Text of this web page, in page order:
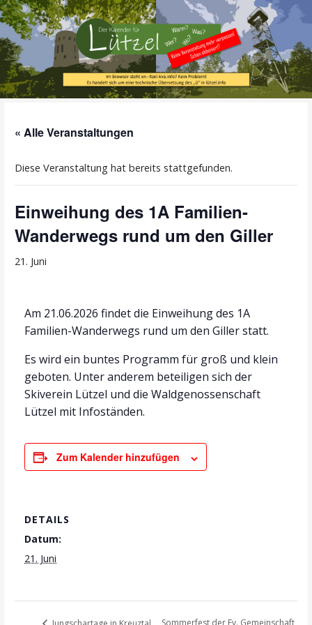
Zum
Inhalt
springen
Lützel
« Alle Veranstaltungen
Diese Veranstaltung hat bereits stattgefunden.
Einweihung des 1A Familien-
Wanderwegs rund um den Giller
21. Juni
Am 21.06.2026 findet die Einweihung des 1A
Familien-Wanderwegs rund um den Giller statt.
Es wird ein buntes Programm für groß und klein
geboten. Unter anderem beteiligen sich der
Skiverein Lützel und die Waldgenossenschaft
Lützel mit Infoständen.
Zum Kalender hinzufügen
DETAILS
Datum:
21. Juni